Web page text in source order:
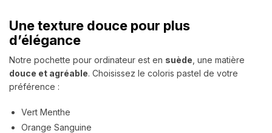
Une texture douce pour plus
d’élégance
Notre pochette pour ordinateur est en suède , une matière
douce et agréable. Choisissez le coloris pastel de votre
préférence :
Vert Menthe
Orange Sanguine